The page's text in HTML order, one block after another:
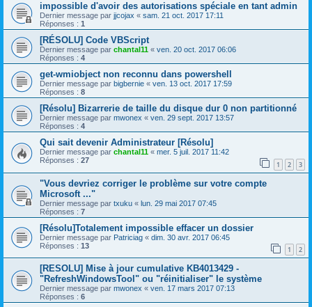
impossible d'avoir des autorisations spéciale en tant admin
Dernier message par jjcojax « sam. 21 oct. 2017 17:11
Réponses : 1
[RÉSOLU] Code VBScript
Dernier message par chantal11 « ven. 20 oct. 2017 06:06
Réponses : 4
get-wmiobject non reconnu dans powershell
Dernier message par bigbernie « ven. 13 oct. 2017 17:59
Réponses : 8
[Résolu] Bizarrerie de taille du disque dur 0 non partitionné
Dernier message par mwonex « ven. 29 sept. 2017 13:57
Réponses : 4
Qui sait devenir Administrateur [Résolu]
Dernier message par chantal11 « mer. 5 juil. 2017 11:42
Réponses : 27 1 2 3
"Vous devriez corriger le problème sur votre compte
Microsoft ..."
Dernier message par txuku « lun. 29 mai 2017 07:45
Réponses : 7
[Résolu]Totalement impossible effacer un dossier
Dernier message par Patriciag « dim. 30 avr. 2017 06:45
Réponses : 13 1 2
[RESOLU] Mise à jour cumulative KB4013429 -
"RefreshWindowsTool" ou "réinitialiser" le système
Dernier message par mwonex « ven. 17 mars 2017 07:13
Réponses : 6